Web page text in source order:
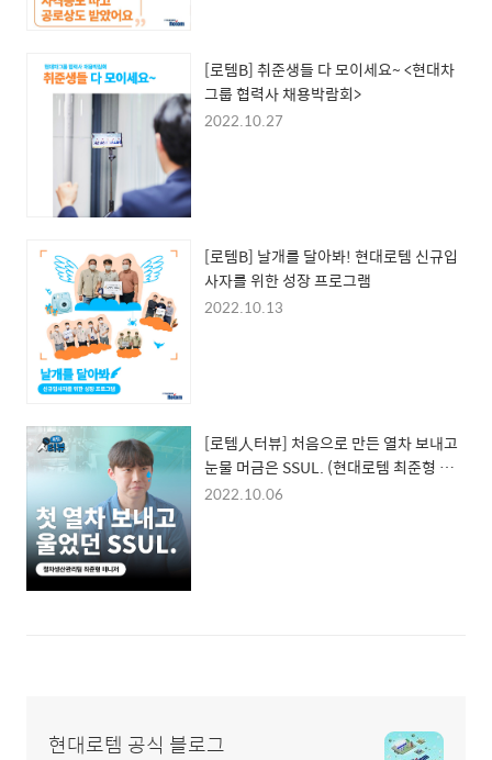
[로템B] 취준생들 다 모이세요~ <현대차
그룹 협력사 채용박람회>
2022.10.27
[로템B] 날개를 달아봐! 현대로템 신규입
사자를 위한 성장 프로그램
2022.10.13
[로템人터뷰] 처음으로 만든 열차 보내고
눈물 머금은 SSUL. (현대로템 최준형 매
니저편)
2022.10.06
현대로템 공식 블로그